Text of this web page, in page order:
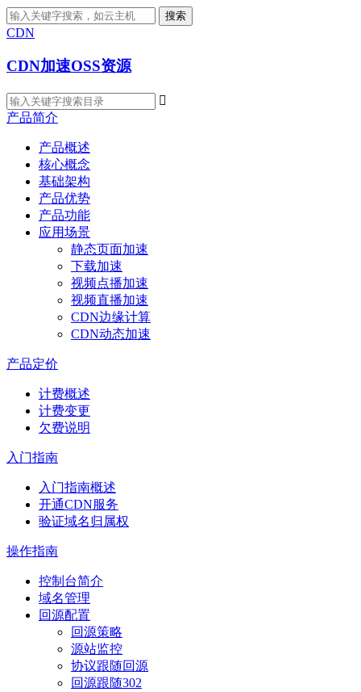
搜索
CDN
CDN加速OSS资源

产品简介
产品概述
核心概念
基础架构
产品优势
产品功能
应用场景
静态页面加速
下载加速
视频点播加速
视频直播加速
CDN边缘计算
CDN动态加速
产品定价
计费概述
计费变更
欠费说明
入门指南
入门指南概述
开通CDN服务
验证域名归属权
操作指南
控制台简介
域名管理
回源配置
回源策略
源站监控
协议跟随回源
回源跟随302